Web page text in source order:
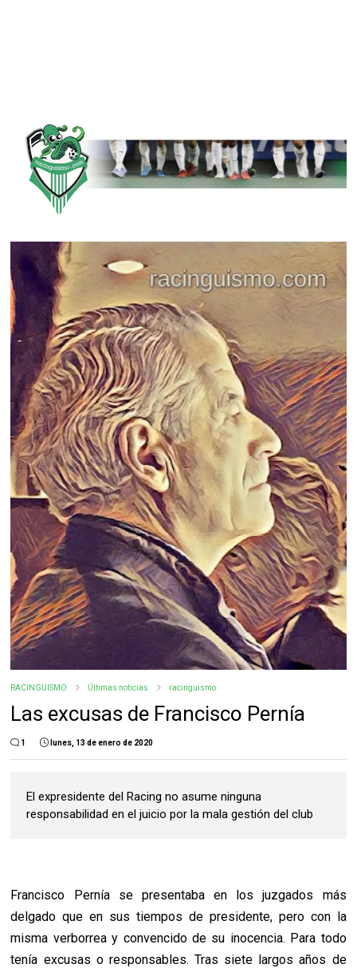
RACINGUISMO Últimas noticias racinguismo
Las excusas de Francisco Pernía
1 lunes, 13 de enero de 2020
El expresidente del Racing no asume ninguna
responsabilidad en el juicio por la mala gestión del club
Francisco Pernía se presentaba en los juzgados más
delgado que en sus tiempos de presidente, pero con la
misma verborrea y convencido de su inocencia. Para todo
tenía excusas o responsables. Tras siete largos años de